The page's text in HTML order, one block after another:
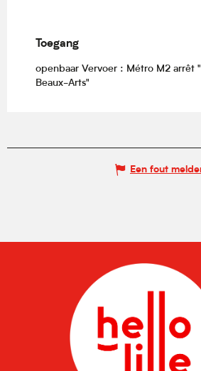
Toegang
Toegang
openbaar Vervoer : Métro M2 arrêt
Beaux-Arts"
Een fout